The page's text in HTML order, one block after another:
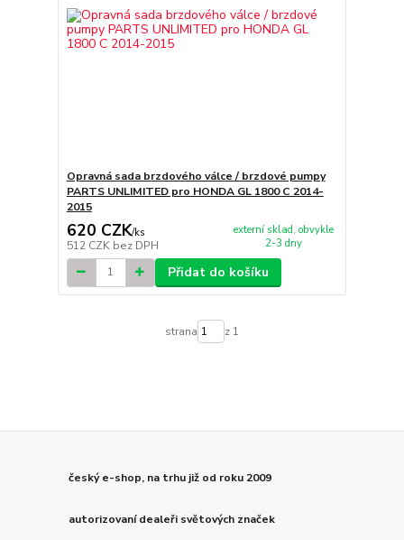
Opravná sada brzdového válce / brzdové pumpy
PARTS UNLIMITED pro HONDA GL 1800 C 2014-
2015
620 CZK/ks
512 CZK bez DPH
externí sklad, obvykle
2-3 dny
Přidat do košíku
strana z 1
český e-shop, na trhu již od roku 2009
autorizovaní dealeři světových značek